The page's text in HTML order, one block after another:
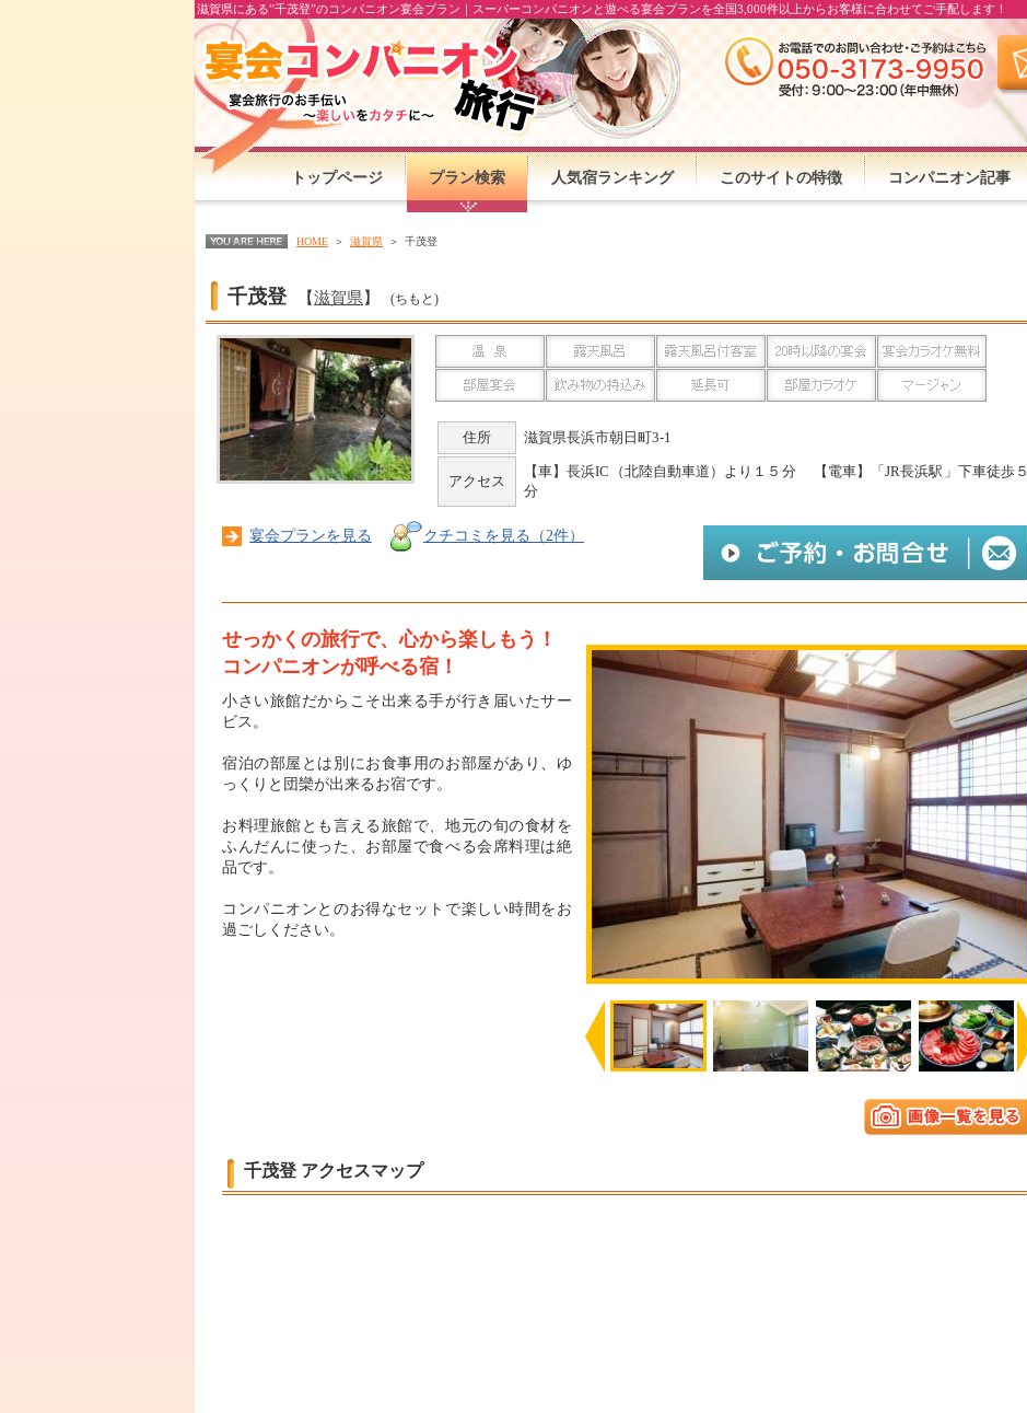
滋賀県にある”千茂登”のコンパニオン宴会プラン｜スーパーコンパニオンと遊べる宴会プランを全国3,000件以上からお客様に合わせてご手配します！
トップページ プラン検索 人気宿ランキング このサイトの特徴 コンパニオン記事
HOME 滋賀県 千茂登
千茂登 【滋賀県 】 (ちもと)
住所 滋賀県長浜市朝日町3-1
アクセス
【車】長浜IC（北陸自動車道）より１５分 【電車】「JR長浜駅」下車徒歩５
分
宴会プランを見る クチコミを見る（2件）
せっかくの旅行で、心から楽しもう！
コンパニオンが呼べる宿！
小さい旅館だからこそ出来る手が行き届いたサー
ビス。
宿泊の部屋とは別にお食事用のお部屋があり、ゆ
っくりと団欒が出来るお宿です。
お料理旅館とも言える旅館で、地元の旬の食材を
ふんだんに使った、お部屋で食べる会席料理は絶
品です。
コンパニオンとのお得なセットで楽しい時間をお
過ごしください。
Previous
千茂登 アクセスマップ